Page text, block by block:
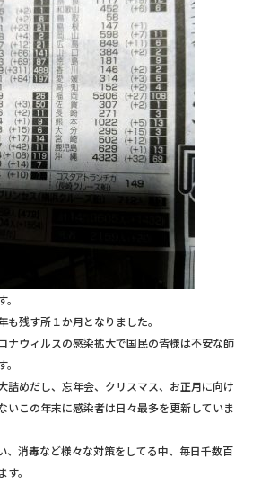
残す所１か月となりました。
ナウィルスの感染拡大で国民の皆様は不安な師
詰めだし、忘年会、クリスマス、お正月に向け
いこの年末に感染者は日々最多を更新していま
、消毒など様々な対策をしてる中、毎日千数百
。